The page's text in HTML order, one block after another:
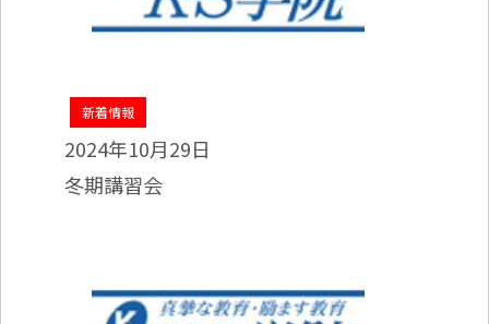
新着情報
2024年10月29日
冬期講習会